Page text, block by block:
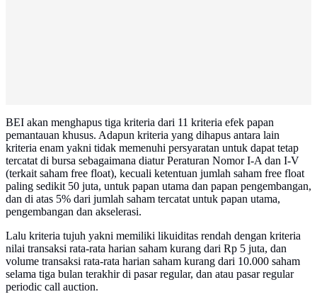
BEI akan menghapus tiga kriteria dari 11 kriteria efek papan
pemantauan khusus. Adapun kriteria yang dihapus antara lain
kriteria enam yakni tidak memenuhi persyaratan untuk dapat tetap
tercatat di bursa sebagaimana diatur Peraturan Nomor I-A dan I-V
(terkait saham free float), kecuali ketentuan jumlah saham free float
paling sedikit 50 juta, untuk papan utama dan papan pengembangan,
dan di atas 5% dari jumlah saham tercatat untuk papan utama,
pengembangan dan akselerasi.
Lalu kriteria tujuh yakni memiliki likuiditas rendah dengan kriteria
nilai transaksi rata-rata harian saham kurang dari Rp 5 juta, dan
volume transaksi rata-rata harian saham kurang dari 10.000 saham
selama tiga bulan terakhir di pasar regular, dan atau pasar regular
periodic call auction.